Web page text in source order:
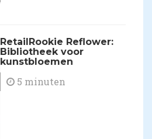
RetailRookie Reflower:
Bibliotheek voor
kunstbloemen
5 minuten